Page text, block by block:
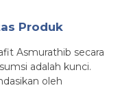
Produk
Asmurathib secara
adalah kunci.
oleh